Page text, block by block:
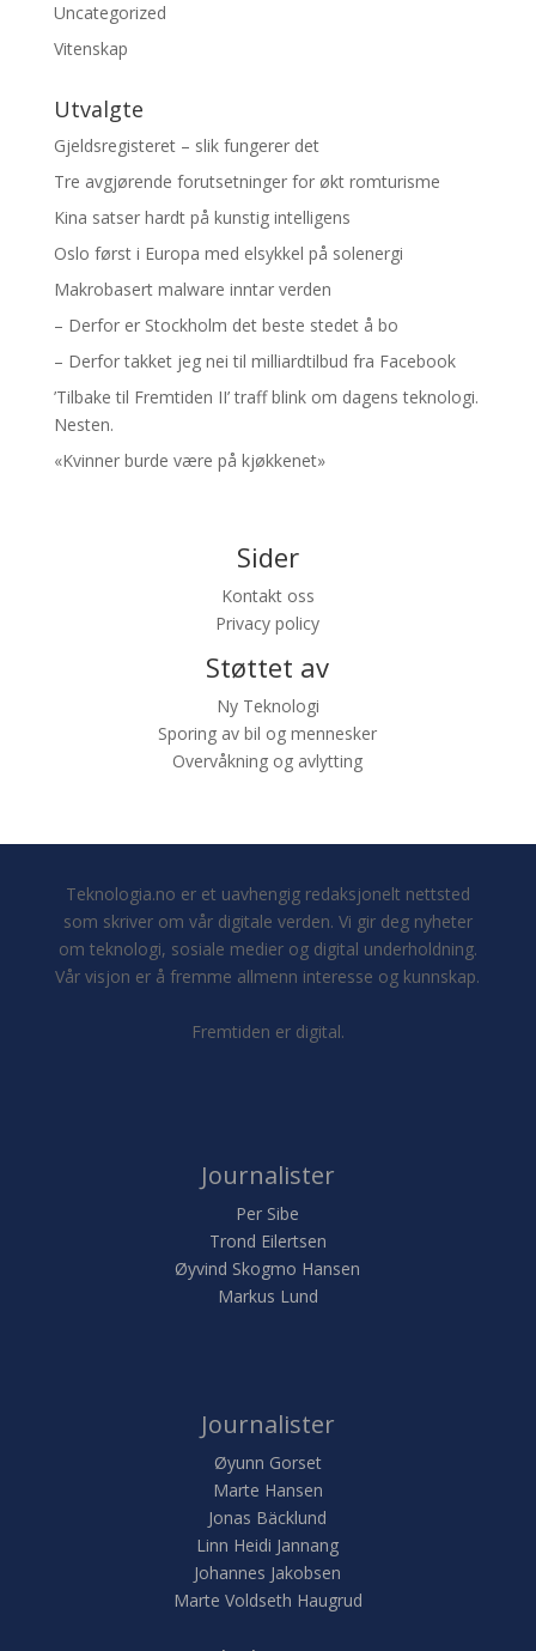
Uncategorized
Vitenskap
Utvalgte
Gjeldsregisteret – slik fungerer det
Tre avgjørende forutsetninger for økt romturisme
Kina satser hardt på kunstig intelligens
Oslo først i Europa med elsykkel på solenergi
Makrobasert malware inntar verden
– Derfor er Stockholm det beste stedet å bo
– Derfor takket jeg nei til milliardtilbud fra Facebook
’Tilbake til Fremtiden II’ traff blink om dagens teknologi.
Nesten.
«Kvinner burde være på kjøkkenet»
Sider
Kontakt oss
Privacy policy
Støttet av
Ny Teknologi
Sporing av bil og mennesker
Overvåkning og avlytting
Teknologia.no er et uavhengig redaksjonelt nettsted
som skriver om vår digitale verden. Vi gir deg nyheter
om teknologi, sosiale medier og digital underholdning.
Vår visjon er å fremme allmenn interesse og kunnskap.
Fremtiden er digital.
Journalister
Per Sibe
Trond Eilertsen
Øyvind Skogmo Hansen
Markus Lund
Journalister
Øyunn Gorset
Marte Hansen
Jonas Bäcklund
Linn Heidi Jannang
Johannes Jakobsen
Marte Voldseth Haugrud